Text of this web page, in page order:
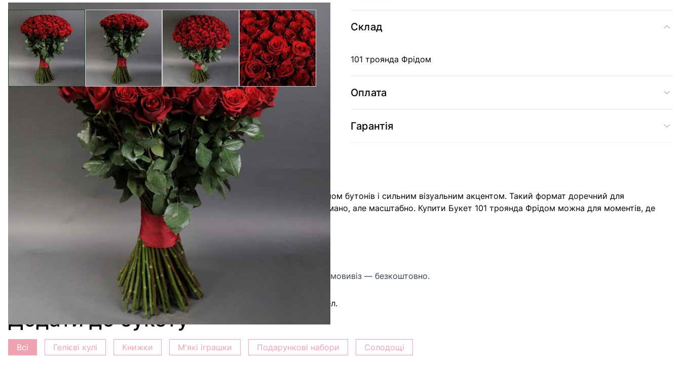
View larger image View larger image View larger image View larger image
Склад
101 троянда Фрідом
Оплата
Гарантія
Букет 101 троянда Фрідом — це виразна моносортна композиція з чітким ритмом бутонів і сильним візуальним акцентом. Такий формат доречний для
романтичного зізнання, важливої дати або привітання, яке має виглядати стримано, але масштабно. Купити Букет 101 троянда Фрідом можна для моментів, де
кількість квітів сама говорить про увагу.
L, висота 70 см.
доставка від 3 годин по Києву та Київській області. Самовивіз — безкоштовно.
Поставте троянди у чисту вазу з прохолодною водою та оновлюйте зріз стебел.
Додати до букету
Всі Гелієві кулі Книжки М'які іграшки Подарункові набори Солодощі